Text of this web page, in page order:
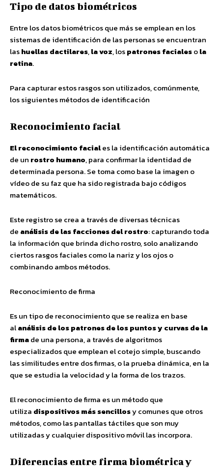
Tipo de datos biométricos
Entre los datos biométricos que más se emplean en los
sistemas de identificación de las personas se encuentran
lashuellas dactilares,la voz, lospatrones facialesola
retina.
Para capturar estos rasgos son utilizados, comúnmente,
los siguientes métodos de identificación
Reconocimiento facial
El reconocimiento faciales la identificación automática
de un rostro humano, para confirmar la identidad de
determinada persona. Se toma como base la imagen o
vídeo de su faz que ha sido registrada bajo códigos
matemáticos.
Este registro se crea a través de diversas técnicas
de análisis de las facciones del rostro: capturando toda
la información que brinda dicho rostro, solo analizando
ciertos rasgos faciales como la nariz y los ojos o
combinando ambos métodos.
Reconocimiento de firma
Es un tipo de reconocimiento que se realiza en base
alanálisis de los patrones de los puntos y curvas de la
firmade una persona, a través de algoritmos
especializados que emplean el cotejo simple, buscando
las similitudes entre dos firmas, o la prueba dinámica, en la
que se estudia la velocidad y la forma de los trazos.
El reconocimiento de firma es un método que
utiliza dispositivos más sencillosy comunes que otros
métodos, como las pantallas táctiles que son muy
utilizadas y cualquier dispositivo móvil las incorpora.
Diferencias entre firma biométrica y